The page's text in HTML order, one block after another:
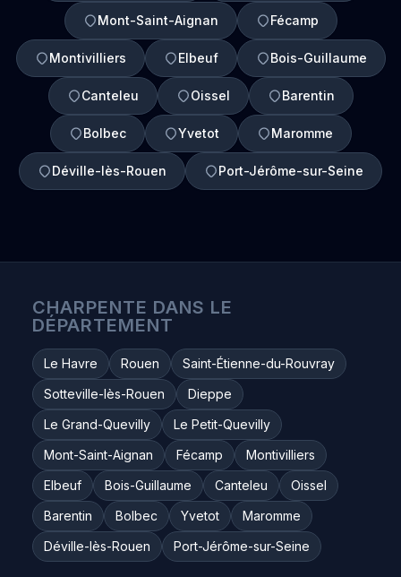
Mont-Saint-Aignan Fécamp
Montivilliers Elbeuf Bois-Guillaume
Canteleu Oissel Barentin
Bolbec Yvetot Maromme
Déville-lès-Rouen Port-Jérôme-sur-Seine
CHARPENTE DANS LE
DÉPARTEMENT
Le Havre Rouen
Saint-Étienne-du-Rouvray
Sotteville-lès-Rouen
Dieppe
Le Grand-Quevilly
Le Petit-Quevilly
Mont-Saint-Aignan
Fécamp
Montivilliers
Elbeuf
Bois-Guillaume Canteleu
Oissel
Barentin
Bolbec Yvetot
Maromme
Déville-lès-Rouen
Port-Jérôme-sur-Seine